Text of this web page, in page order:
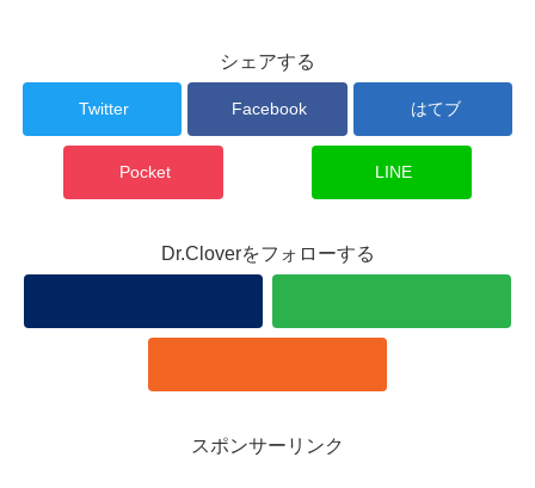
シェアする
Twitter Facebook はてブ
Pocket LINE
Dr.Cloverをフォローする
スポンサーリンク